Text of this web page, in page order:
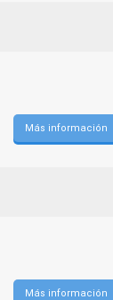
Más información
Más información